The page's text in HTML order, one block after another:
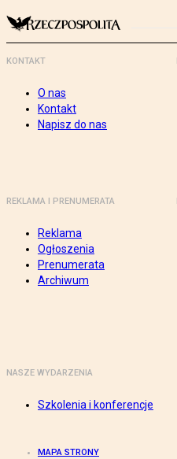
KONTAKT
O nas
Kontakt
Napisz do nas
REKLAMA I PRENUMERATA
Reklama
Ogłoszenia
Prenumerata
Archiwum
NASZE WYDARZENIA
Szkolenia i konferencje
MAPA STRONY